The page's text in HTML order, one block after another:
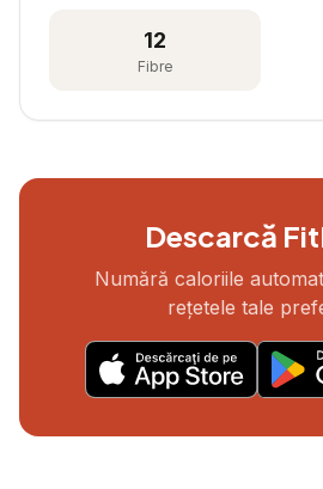
12
Fibre
Descarcă
Numără caloriile
rețetele tale